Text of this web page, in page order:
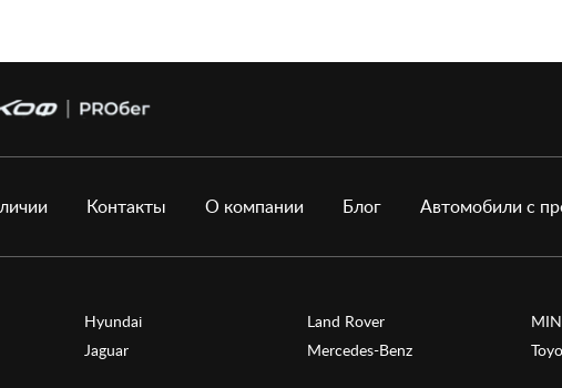
Контакты О компании Блог Автомобили с
Hyundai
Jaguar
Land Rover
Mercedes-Benz